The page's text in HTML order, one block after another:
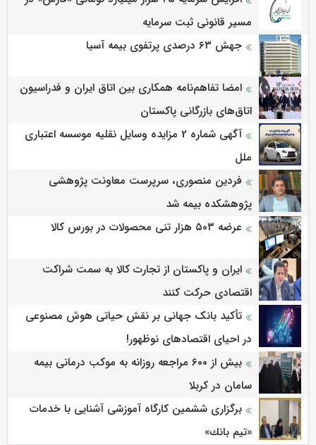
مسیر قانونی ثبت سرمایه
جهش ۶۳ درصدی پرتفوی بیمه آسیا
امضا تفاهم‌نامه همکاری بین اتاق ایران و فدراسیون
اتاق‌های بازرگانی پاکستان
آگهی شماره 2 مزایده وسایل نقلیه موسسه اعتباری
ملل
فردین منصوری، سرپرست معاونت پژوهشی
پژوهشكده بیمه شد
عرضه ۵۰۳ هزار تنی محصولات در بورس کالا
ایران و پاکستان از تجارت کالا به سمت شراکت
اقتصادی حرکت کنند
تأکید بانک جهانی بر نقش حیاتی هوش مصنوعی
در احیای اقتصادهای نوظهور!
بیش از ۶۰۰ مراجعه روزانه به موکب درمانی بیمه
سامان در کربلا
برگزاری ششمین كارگاه آموزشی آشنایی با خدمات
«تیم بانك»